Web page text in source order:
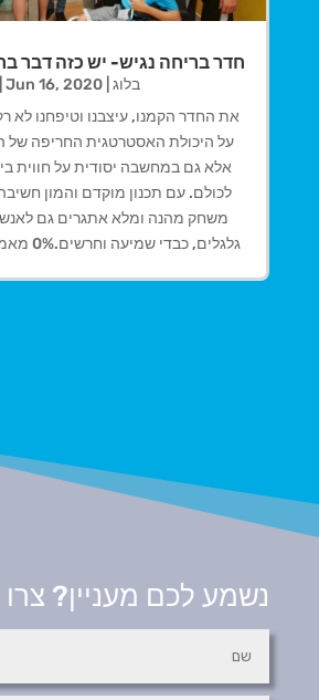
חדר בריחה נגיש- יש כזה דבר
Jun 16, 2020| בלוג
את החדר הקמנו, עיצבנו וטיפחנו
על היכולת האסטרטגית החריפה של
אלא גם במחשבה יסודית על חווית
לכולם. עם תכנון מוקדם והמון
משחק מהנה ומלא אתגרים גם
גלגלים, כבדי שמיעה וחרשים.0% מאמץ פיזי, 100%...
נשמע לכם מעניין?